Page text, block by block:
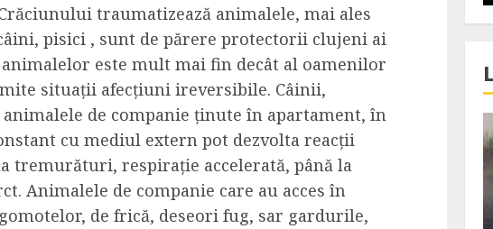
traumatizează animalele, mai ales
pisici , sunt de părere protectorii clujeni ai
este mult mai fin decât al oamenilor
situații afecțiuni ireversibile. Câinii,
de companie ținute în apartament, în
cu mediul extern pot dezvolta reacții
tremurături, respirație accelerată, până la
Animalele de companie care au acces în
de frică, deseori fug, sar gardurile,
3 min read